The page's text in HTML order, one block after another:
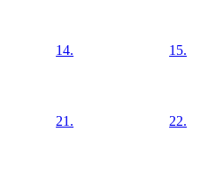
14. 15.
21. 22.